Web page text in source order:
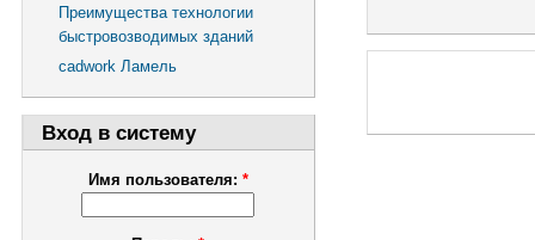
Преимущества технологии
быстровозводимых зданий
cadwork Ламель
Вход в систему
Имя пользователя: *